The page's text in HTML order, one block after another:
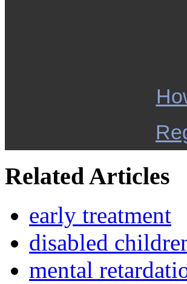
Related Articles
early treatment
disabled
mental